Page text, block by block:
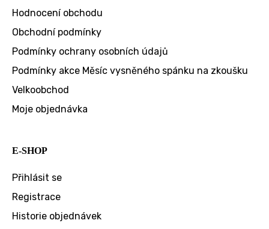
Hodnocení obchodu
Obchodní podmínky
Podmínky ochrany osobních údajů
Podmínky akce Měsíc vysněného spánku na zkoušku
Velkoobchod
Moje objednávka
E-SHOP
Přihlásit se
Registrace
Historie objednávek